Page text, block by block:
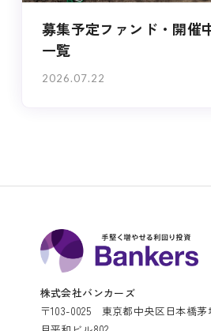
募集予定ファンド・開催
一覧
2026.07.22
株式会社バンカーズ
〒103-0025 東京都中央区日本橋茅